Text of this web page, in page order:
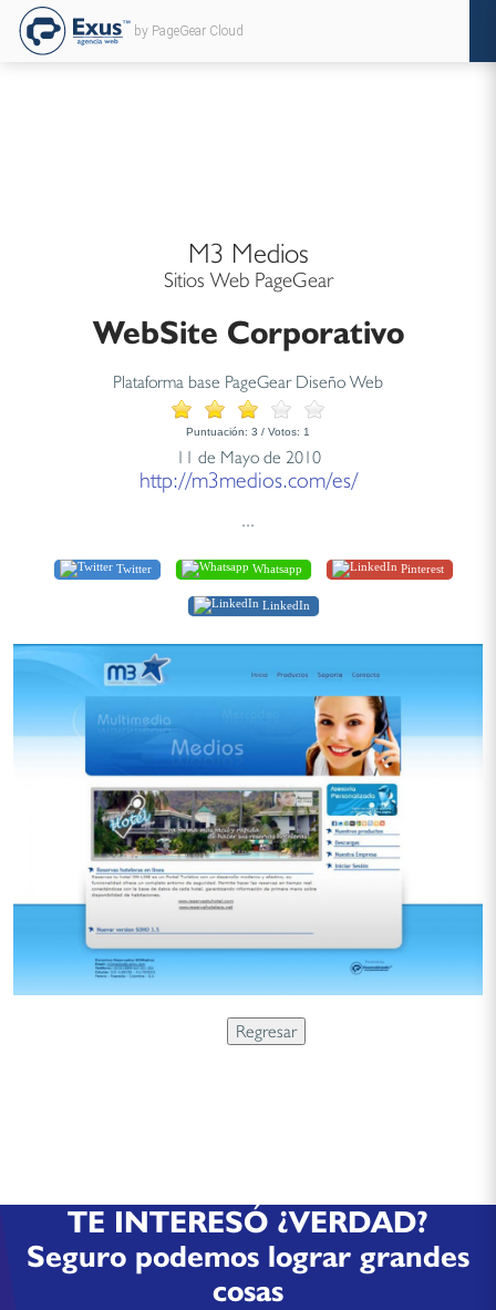
by PageGear Cloud
M3 Medios
Sitios Web PageGear
WebSite Corporativo
Plataforma base PageGear Diseño Web
Puntuación: 3 / Votos: 1
11 de Mayo de 2010
http://m3medios.com/es/
...
Twitter Whatsapp Pinterest
LinkedIn
TE INTERESÓ ¿VERDAD?
Seguro podemos lograr grandes
cosas